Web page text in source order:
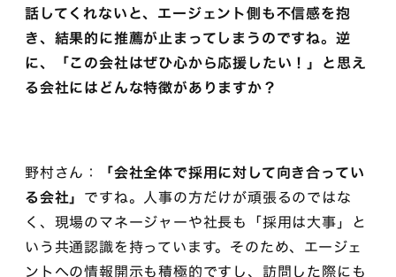
話してくれないと、エージェント側も不信感を抱
き、結果的に推薦が止まってしまうのですね。逆
に、「この会社はぜひ心から応援したい！」と思え
る会社にはどんな特徴がありますか？
野村さん：
「会社全体で採用に対して向き合ってい
る会社」 ですね。人事の方だけが頑張るのではな
く、現場のマネージャーや社長も「採用は大事」と
いう共通認識を持っています。そのため、エージェ
ントへの情報開示も積極的ですし、訪問した際にも